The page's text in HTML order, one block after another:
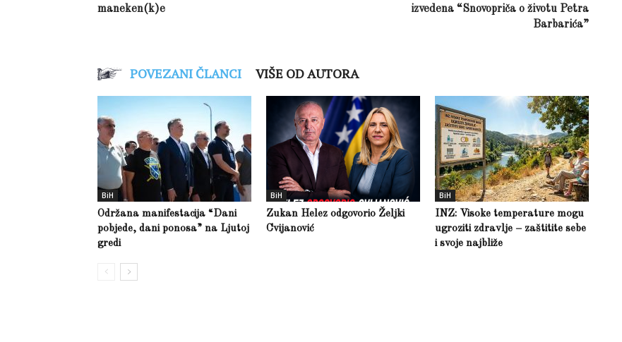
maneken(k)e
izvedena “Snovopriča o životu Petra
Barbarića”
POVEZANI ČLANCI VIŠE OD AUTORA
BiH
Održana manifestacija “Dani
pobjede, dani ponosa” na Ljutoj
gredi
BiH
Zukan Helez odgovorio Željki
Cvijanović
BiH
INZ: Visoke temperature mogu
ugroziti zdravlje – zaštitite sebe
i svoje najbliže